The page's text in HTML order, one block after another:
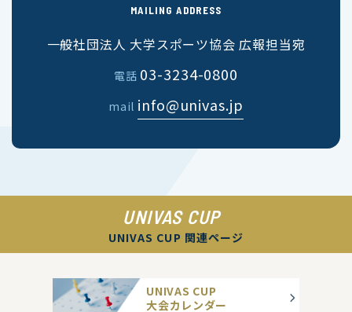
MAILING ADDRESS
一般社団法人 大学スポーツ協会 広報担当宛
電話 03-3234-0800
mail info@univas.jp
UNIVAS CUP
UNIVAS CUP 関連ページ
UNIVAS CUP
大会カレンダー